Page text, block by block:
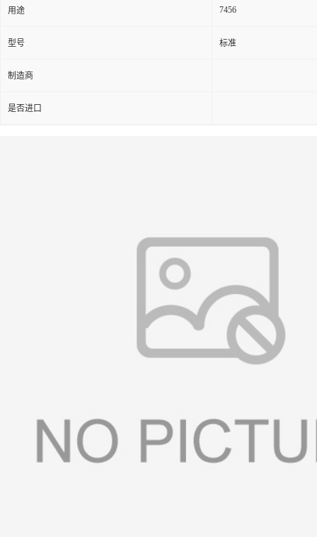
用途 7456
型号 标准
制造商
是否进口